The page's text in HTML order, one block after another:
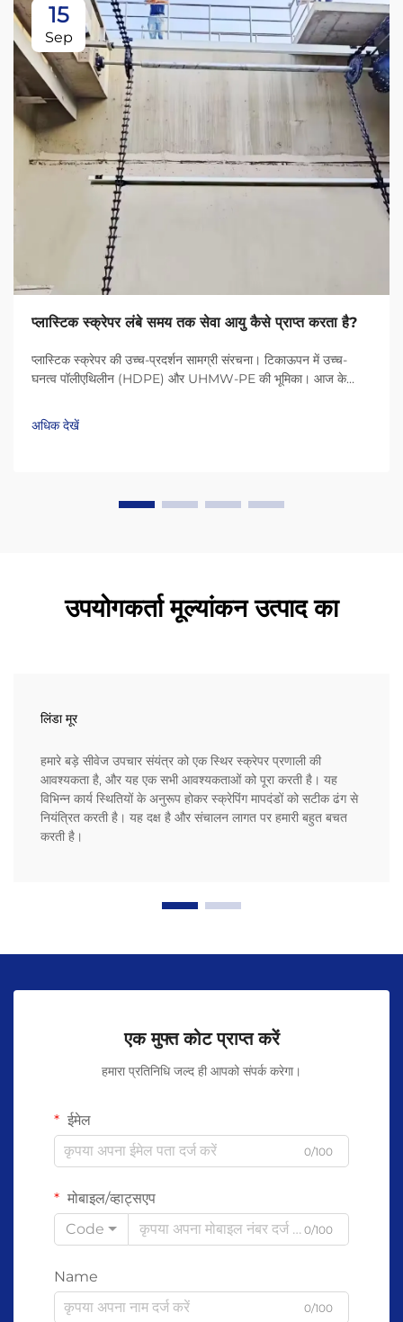
15
Sep
प्लास्टिक स्क्रेपर लंबे समय तक सेवा आयु कैसे प्राप्त करता है?
प्लास्टिक स्क्रेपर की उच्च-प्रदर्शन सामग्री संरचना। टिकाऊपन में उच्च-
घनत्व पॉलीएथिलीन (HDPE) और UHMW-PE की भूमिका। आज के
(अल्ट्रा-हाई मॉलिक्यूलर वेट पॉलीएथिलीन) जैसी सामग्री के कारण बहुत लंबे
समय तक चलते हैं...
अधिक देखें
उपयोगकर्ता मूल्यांकन उत्पाद का
लिंडा मूर
हमारे बड़े सीवेज उपचार संयंत्र को एक स्थिर स्क्रेपर प्रणाली की
आवश्यकता है, और यह एक सभी आवश्यकताओं को पूरा करती है। यह
विभिन्न कार्य स्थितियों के अनुरूप होकर स्क्रेपिंग मापदंडों को सटीक ढंग से
नियंत्रित करती है। यह दक्ष है और संचालन लागत पर हमारी बहुत बचत
करती है।
एक मुफ्त कोट प्राप्त करें
हमारा प्रतिनिधि जल्द ही आपको संपर्क करेगा।
ईमेल
0/100
मोबाइल/व्हाट्सएप
Code
0/100
Name
0/100